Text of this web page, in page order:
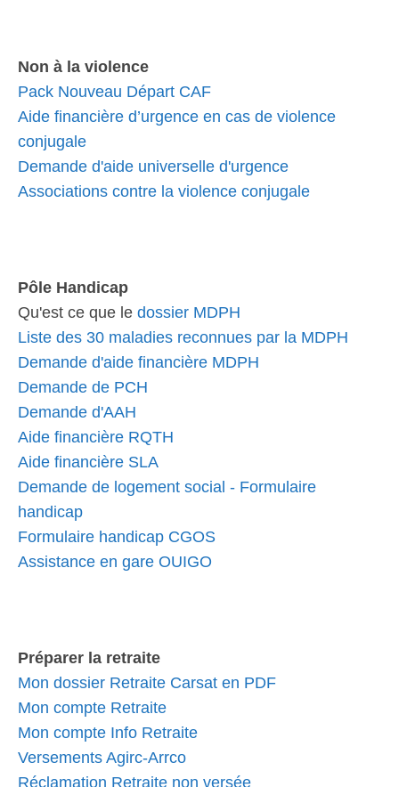
Non à la violence
Pack Nouveau Départ CAF
Aide financière d’urgence en cas de violence
conjugale
Demande d'aide universelle d'urgence
Associations contre la violence conjugale
Pôle Handicap
Qu'est ce que le dossier MDPH
Liste des 30 maladies reconnues par la MDPH
Demande d'aide financière MDPH
Demande de PCH
Demande d'AAH
Aide financière RQTH
Aide financière SLA
Demande de logement social - Formulaire
handicap
Formulaire handicap CGOS
Assistance en gare OUIGO
Préparer la retraite
Mon dossier Retraite Carsat en PDF
Mon compte Retraite
Mon compte Info Retraite
Versements Agirc-Arrco
Réclamation Retraite non versée